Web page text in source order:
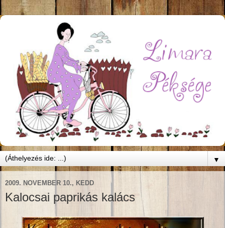
▼
2009. NOVEMBER 10., KEDD
Kalocsai paprikás kalács